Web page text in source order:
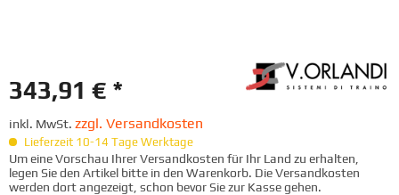
343,91 € *
inkl. MwSt. zzgl. Versandkosten
Lieferzeit 10-14 Tage Werktage
Um eine Vorschau Ihrer Versandkosten für Ihr Land zu erhalten,
legen Sie den Artikel bitte in den Warenkorb. Die Versandkosten
werden dort angezeigt, schon bevor Sie zur Kasse gehen.